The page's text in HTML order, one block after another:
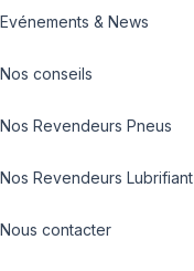
Evénements & News
Nos conseils
Nos Revendeurs Pneus
Nos Revendeurs Lubrifiant
Nous contacter